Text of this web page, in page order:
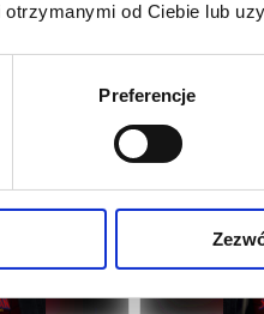
od Ciebie lub
Preferencje